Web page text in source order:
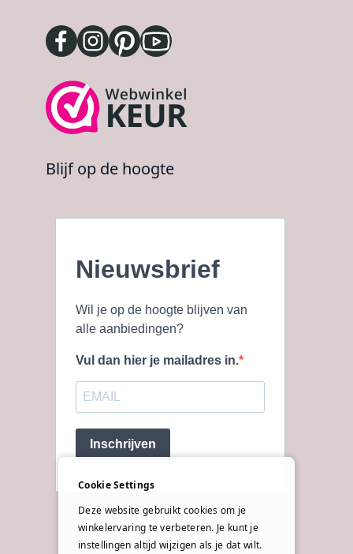
Blijf op de hoogte
Nieuwsbrief
Wil je op de hoogte blijven van
alle aanbiedingen?
Vul dan hier je mailadres in.
Inschrijven
Cookie Settings
Deze website gebruikt cookies om je
winkelervaring te verbeteren. Je kunt je
instellingen altijd wijzigen als je dat wilt.